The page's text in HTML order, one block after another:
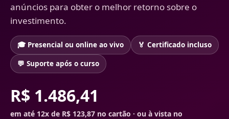
anúncios para obter o melhor retorno sobre o
investimento.
🎓 Presencial ou online ao vivo 🏅 Certificado incluso
💬 Suporte após o curso
R$ 1.486,41
em até 12x de R$ 123,87 no cartão · ou à vista no